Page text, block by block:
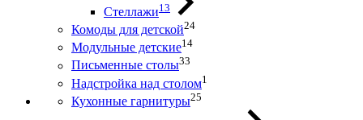
Стеллажи13
Комоды для детской24
Модульные детские14
Письменные столы33
Надстройка над столом1
Кухонные гарнитуры25